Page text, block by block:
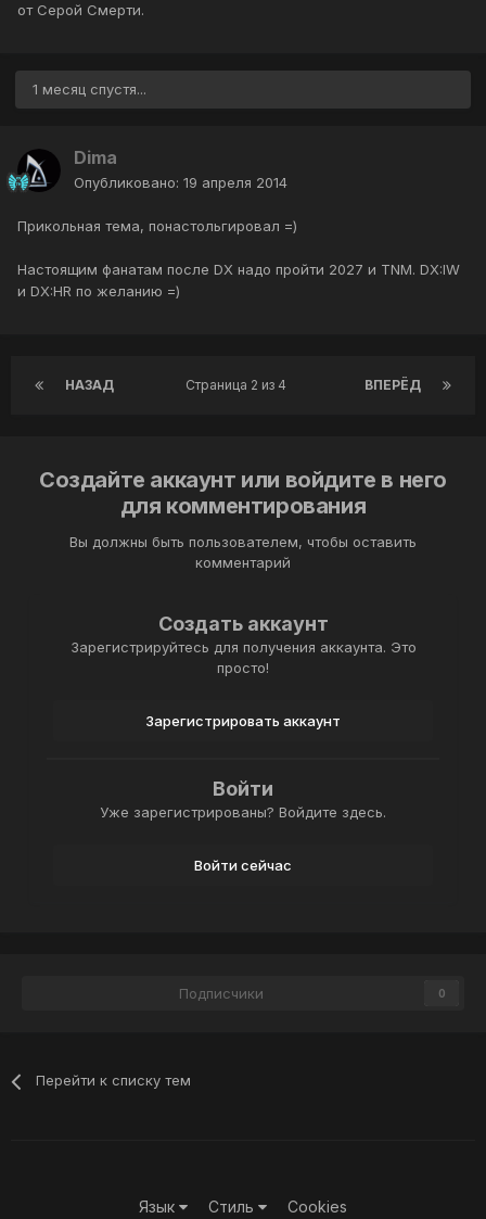
от Серой Смерти.
1 месяц спустя...
Dima
Опубликовано: 19 апреля 2014
Прикольная тема, понастольгировал =)
Настоящим фанатам после DX надо пройти 2027 и TNM. DX:IW
и DX:HR по желанию =)
НАЗАД ВПЕРЁД
Страница 2 из 4
Создайте аккаунт или войдите в него
для комментирования
Вы должны быть пользователем, чтобы оставить
комментарий
Создать аккаунт
Зарегистрируйтесь для получения аккаунта. Это
просто!
Зарегистрировать аккаунт
Войти
Уже зарегистрированы? Войдите здесь.
Войти сейчас
Подписчики 0
Перейти к списку тем
Язык Стиль Cookies